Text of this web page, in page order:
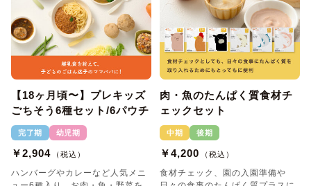
【18ヶ月頃〜】プレキッズ
ごちそう6種セット/6パウチ
完了期 幼児期
￥2,904 （税込）
ハンバーグやカレーなど人気メニ
肉・魚のたんぱく質食材チ
ェックセット
中期 後期
￥4,200 （税込）
食材チェック、園の入園準備や